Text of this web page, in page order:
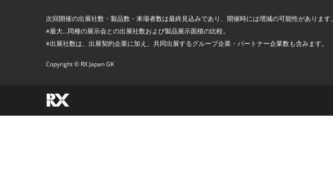
次回開催の出展社数・製品数・来場者数は最終見込みであり、開催時には増減の可能性があります。
※最大…同種の展示会との出展社数および製品展示面積の比較。
※出展社数は、出展契約企業に加え、共同出展するグループ企業・パートナー企業数も含みます。
Copyright © RX Japan GK